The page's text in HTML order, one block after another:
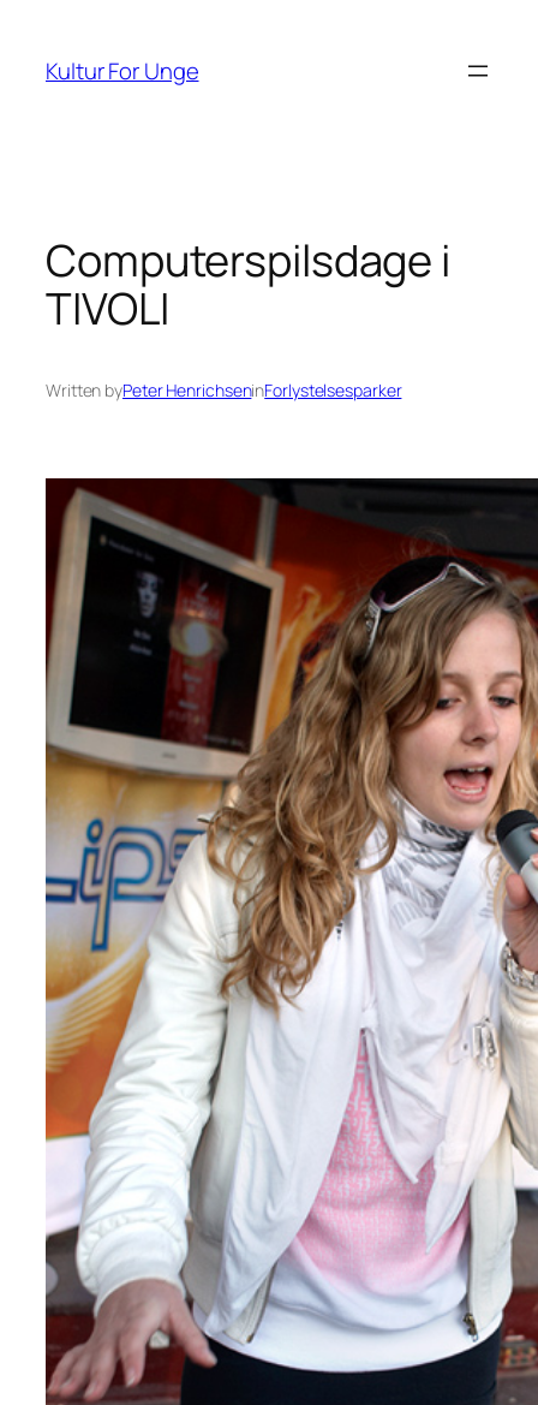
indhold
Kultur For Unge
Computerspilsdage i
TIVOLI
Written byPeter HenrichseninForlystelsesparker